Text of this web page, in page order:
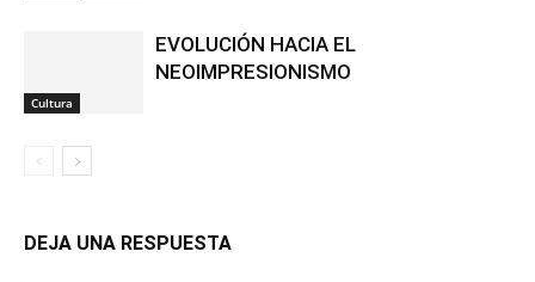
Cultura
EVOLUCIÓN HACIA EL
NEOIMPRESIONISMO
DEJA UNA RESPUESTA